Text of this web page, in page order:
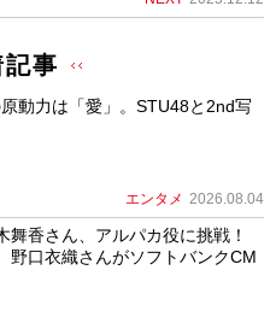
事
動力は「愛」。STU48と2nd写
エンタメ 2026.08.04
舞香さん、アルパカ役に挑戦！
野口衣織さんがソフトバンクCM